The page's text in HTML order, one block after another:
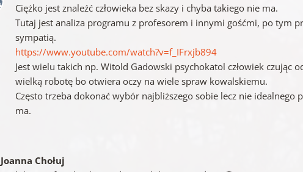
Ciężko jest znaleźć człowieka bez skazy i chyba takiego nie ma.
Tutaj jest analiza programu z profesorem i innymi gośćmi, po tym
sympatią.
https://www.youtube.com/watch?v=f_IFrxjb894
Jest wielu takich np. Witold Gadowski psychokatol człowiek czując
wielką robotę bo otwiera oczy na wiele spraw kowalskiemu.
Często trzeba dokonać wybór najbliższego sobie lecz nie
ma.
Joanna Chołuj